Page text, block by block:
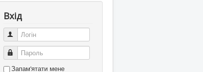
Вхід
Логін
Пароль
Запам'ятати мене